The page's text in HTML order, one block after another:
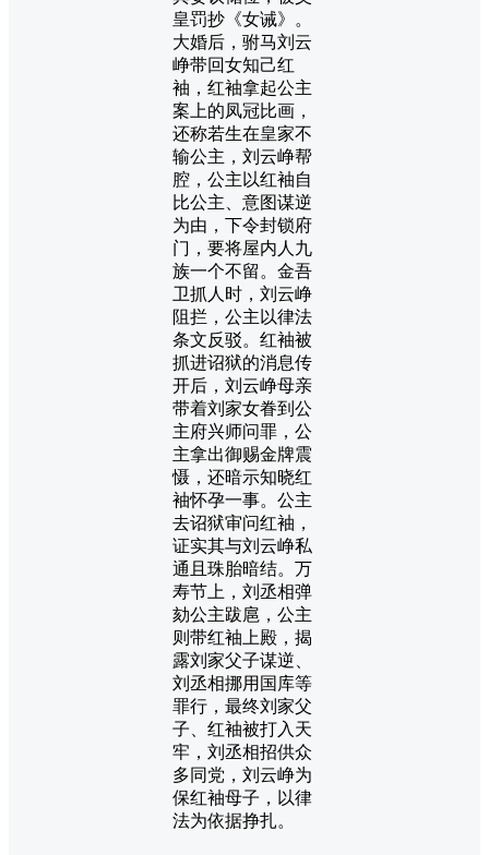
皇罚抄《女诫》。
大婚后，驸马刘云
峥带回女知己红
袖，红袖拿起公主
案上的凤冠比画，
还称若生在皇家不
输公主，刘云峥帮
腔，公主以红袖自
比公主、意图谋逆
为由，下令封锁府
门，要将屋内人九
族一个不留。金吾
卫抓人时，刘云峥
阻拦，公主以律法
条文反驳。红袖被
抓进诏狱的消息传
开后，刘云峥母亲
带着刘家女眷到公
主府兴师问罪，公
主拿出御赐金牌震
慑，还暗示知晓红
袖怀孕一事。公主
去诏狱审问红袖，
证实其与刘云峥私
通且珠胎暗结。万
寿节上，刘丞相弹
劾公主跋扈，公主
则带红袖上殿，揭
露刘家父子谋逆、
刘丞相挪用国库等
罪行，最终刘家父
子、红袖被打入天
牢，刘丞相招供众
多同党，刘云峥为
保红袖母子，以律
法为依据挣扎。